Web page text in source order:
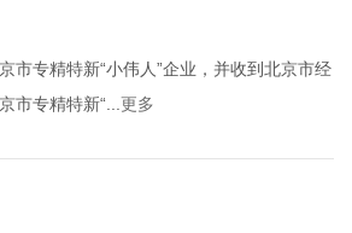
市专精特新“小伟人”企业，并收到北京市经
市专精特新“... 更多